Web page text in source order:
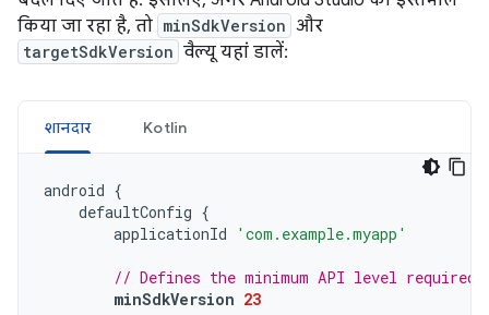
किया जा रहा है, तो minSdkVersion और
targetSdkVersion वैल्यू यहां डालें:
शानदार Kotlin
android {
defaultConfig {
applicationId
'com.example.myapp'
// Defines the minimum API level required
minSdkVersion 23